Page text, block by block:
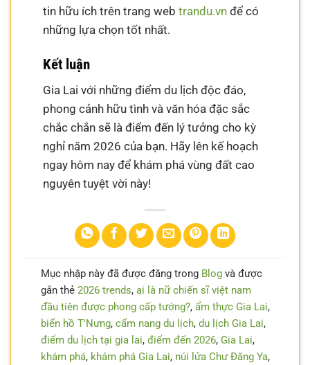
tin hữu ích trên trang webtrandu.vn để có
những lựa chọn tốt nhất.
Kết luận
Gia Lai với những điểm du lịch độc đáo,
phong cảnh hữu tình và văn hóa đặc sắc
chắc chắn sẽ là điểm đến lý tưởng cho kỳ
nghỉ năm 2026 của bạn. Hãy lên kế hoạch
ngay hôm nay để khám phá vùng đất cao
nguyên tuyệt vời này!
Mục nhập này đã được đăng trong Blogvà được
gắn thẻ 2026 trends, ai là nữ chiến sĩ việt nam
đầu tiên được phong cấp tướng?, ẩm thực Gia Lai,
biển hồ T'Nưng, cẩm nang du lịch, du lịch Gia Lai,
điểm du lịch tại gia lai, điểm đến 2026, Gia Lai,
khám phá, khám phá Gia Lai, núi lửa Chư Đăng Ya,